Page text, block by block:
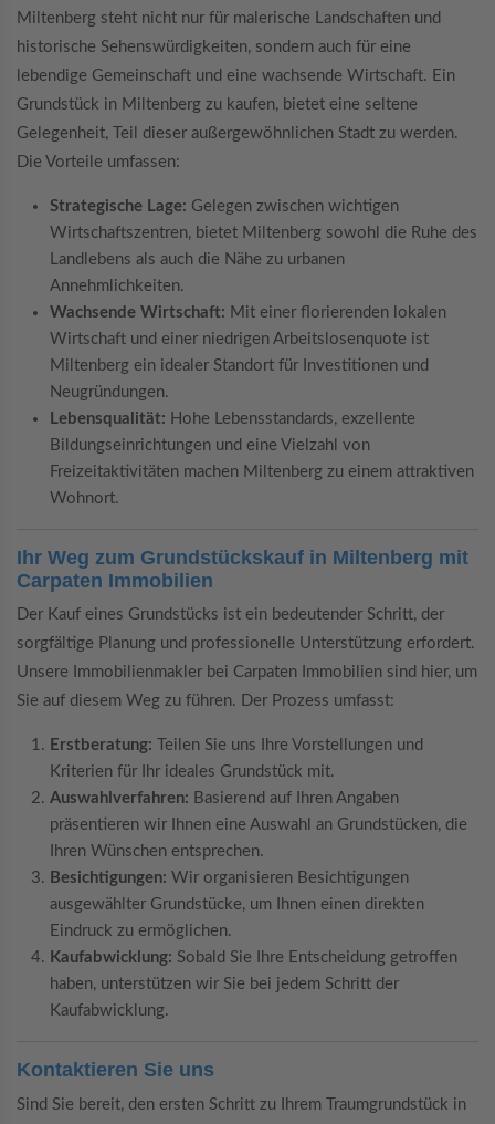
Miltenberg steht nicht nur für malerische Landschaften und
historische Sehenswürdigkeiten, sondern auch für eine
lebendige Gemeinschaft und eine wachsende Wirtschaft. Ein
Grundstück in Miltenberg zu kaufen, bietet eine seltene
Gelegenheit, Teil dieser außergewöhnlichen Stadt zu werden.
Die Vorteile umfassen:
Strategische Lage: Gelegen zwischen wichtigen
Wirtschaftszentren, bietet Miltenberg sowohl die Ruhe des
Landlebens als auch die Nähe zu urbanen
Annehmlichkeiten.
Wachsende Wirtschaft: Mit einer florierenden lokalen
Wirtschaft und einer niedrigen Arbeitslosenquote ist
Miltenberg ein idealer Standort für Investitionen und
Neugründungen.
Lebensqualität: Hohe Lebensstandards, exzellente
Bildungseinrichtungen und eine Vielzahl von
Freizeitaktivitäten machen Miltenberg zu einem attraktiven
Wohnort.
Ihr Weg zum Grundstückskauf in Miltenberg mit
Carpaten Immobilien
Der Kauf eines Grundstücks ist ein bedeutender Schritt, der
sorgfältige Planung und professionelle Unterstützung erfordert.
Unsere Immobilienmakler bei Carpaten Immobilien sind hier, um
Sie auf diesem Weg zu führen. Der Prozess umfasst:
Erstberatung: Teilen Sie uns Ihre Vorstellungen und
Kriterien für Ihr ideales Grundstück mit.
Auswahlverfahren: Basierend auf Ihren Angaben
präsentieren wir Ihnen eine Auswahl an Grundstücken, die
Ihren Wünschen entsprechen.
Besichtigungen: Wir organisieren Besichtigungen
ausgewählter Grundstücke, um Ihnen einen direkten
Eindruck zu ermöglichen.
Kaufabwicklung: Sobald Sie Ihre Entscheidung getroffen
haben, unterstützen wir Sie bei jedem Schritt der
Kaufabwicklung.
Kontaktieren Sie uns
Sind Sie bereit, den ersten Schritt zu Ihrem Traumgrundstück in